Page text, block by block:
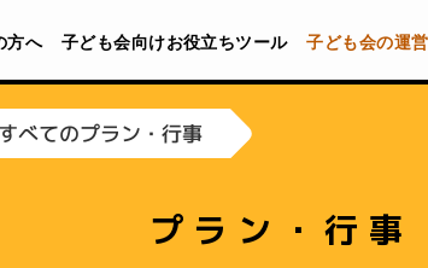
方へ 子ども会向けお役立ちツール 子ども会の運
すべてのプラン・行事
プラン・行事